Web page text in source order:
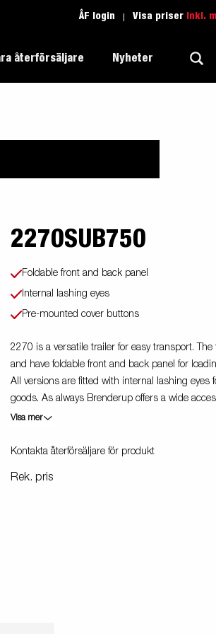
ÅF login Visa priser Inkl.
Produktguide Båt
Produktguide Proffs
Produktguide Entreprenad
Premium och X-Line
Reservdelar
Trafikskolan
Teckenförklaring open
Reservdelar
i
återförsäljare Nyheter
2270SUB750
Foldable front and back panel
Internal lashing eyes
Pre-mounted cover buttons
2270 is a versatile trailer for easy transport. The
and have foldable front and back panel for
All versions are fitted with internal lashing eyes
goods. As always Brenderup offers a wide
trailers. Images are for illustrative purposes only
Visa mer
Kontakta återförsäljare för produkt
Rek. pris